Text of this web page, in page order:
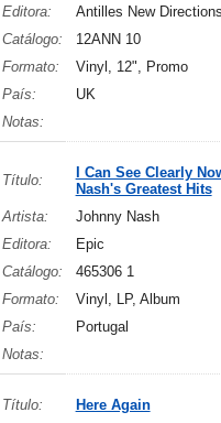
Editora:
Antilles New
Catálogo:
12ANN 10
Formato:
Vinyl, 12", Promo
País:
UK
Notas:
Título:
I Can See Clearly
Nash's Greatest Hits
Artista:
Johnny Nash
Editora:
Epic
Catálogo:
465306 1
Formato:
Vinyl, LP, Album
País:
Portugal
Notas:
Título:
Here Again